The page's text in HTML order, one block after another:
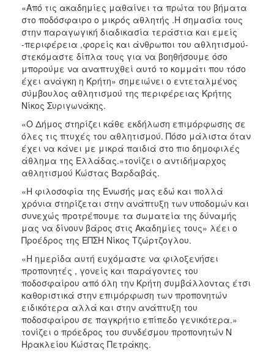
«Από τις ακαδημίες μαθαίνει τα πρώτα του βήματα
στο ποδόσφαιρο ο μικρός αθλητής .Η σημασία τους
στην παραγωγική διαδικασία τεράστια και εμείς
-περιφέρεια ,φορείς και άνθρωποι του αθλητισμού-
στεκόμαστε δίπλα τους για να βοηθήσουμε όσο
μπορούμε να αναπτυχθεί αυτό το κομμάτι που τόσο
έχει ανάγκη η Κρήτη» σημειώνει ο εντεταλμένος
σύμβουλος αθλητισμού της περιφέρειας Κρήτης
Νίκος Συριγωνάκης.
«Ο Δήμος στηρίζει κάθε εκδήλωση επιμόρφωσης σε
όλες τις πτυχές του αθλητισμού. Πόσο μάλιστα όταν
έχει να κάνει με μικρά παιδιά στο πιο δημοφιλές
άθλημα της Ελλάδας.»τονίζει ο αντιδήμαρχος
αθλητισμού Κώστας Βαρδαβάς.
«Η φιλοσοφία της Ένωσής μας εδώ και πολλά
χρόνια στηρίζεται στην ανάπτυξη των υποδομών και
συνεχώς προτρέπουμε τα σωματεία της δύναμής
μας να δίνουν βάρος στις Ακαδημίες τους» λέει ο
Προέδρος της ΕΠΣΗ Νίκος Τζώρτζογλου.
«Η ημερίδα αυτή ευχόμαστε να φιλοξενήσει
προπονητές , γονείς και παράγοντες του
ποδοσφαίρου από όλη την Κρήτη συμβάλλοντας έτσι
καθοριστικά στην επιμόρφωση των προπονητών
ειδικότερα αλλά και στην ανάπτυξη του
ποδοσφαίρου σε παγκρήτιο επίπεδο γενικότερα.»
τονίζει ο πρόεδρος του συνδέσμου προπονητών Ν
Ηρακλείου Κώστας Πετράκης.